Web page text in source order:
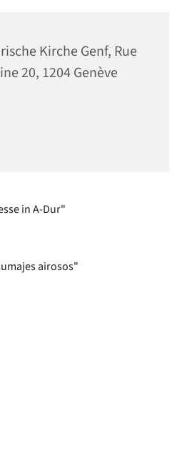
Kirche Genf, Rue
20, 1204 Genève
in A-Dur"
airosos"